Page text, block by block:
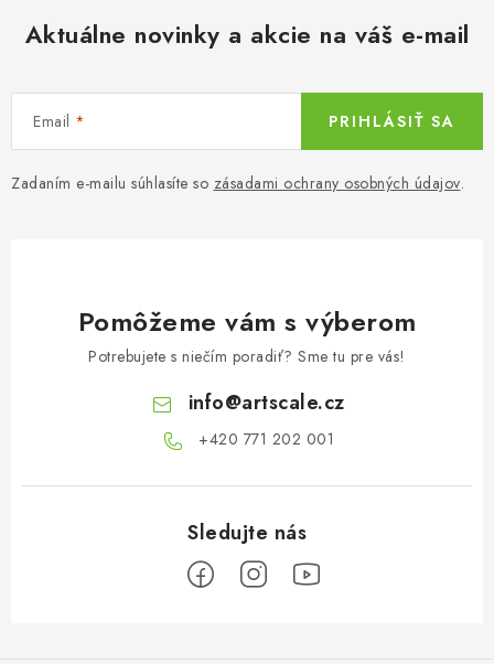
Aktuálne novinky a akcie na váš e-mail
Email
Zadaním e-mailu súhlasíte so zásadami ochrany osobných údajov.
PRIHLÁSIŤ SA
Pomôžeme vám s výberom
Potrebujete s niečím poradiť? Sme tu pre vás!
info@artscale.cz
+420 771 202 001​